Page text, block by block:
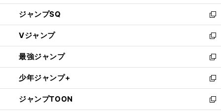
し
い
ウ
ィ
ン
ド
ウ
で
開
く
ジャンプSQ
新
し
い
ウ
ィ
ン
ド
ウ
で
Vジャンプ
新
し
い
ウ
ィ
ン
ド
最強ジャンプ
新
し
い
ウ
ィ
少年ジャンプ+
新
し
い
ジャンプTOON
新